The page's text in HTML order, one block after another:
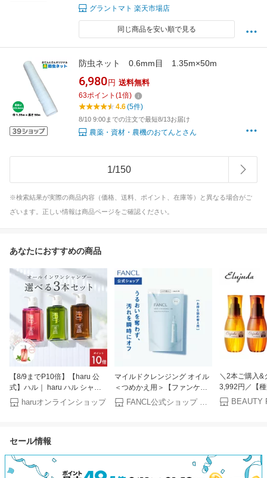
グラントマト 楽天市場店
同じ商品を安い順で見る
防虫ネット 0.6mm目 1.35m×50m
6,980 円 送料無料
63ポイント (1倍)
4.6(5件)
8/10 9:00までの注文で最短8/13お届け
農薬・資材・農機のおてんとさん
1/150
※検索結果が実際の商品内容（価格、送料、ポイント、在庫等）と異なる場合がご
ざいます。正しい情報は商品ページをご確認ください。
あなたにおすすめの商品
【8/9までP10倍】【haru 公
式】ハル｜ haru ハル シャン
プー 選べる 3本セット 100%
天然由来 ノンシリコン
ヘアケア ボリューム オールイ
haruオンラインショップ
マイルドクレンジング オイル
＜つめかえ用＞【ファンケル
公式】 [FANCL クレンジング
マイクレ 無添加 毛穴 マイル
FANCL公式ショップ 楽天市場店
＼2本ご購入&
3,992円／【
ルボン エルジ
ョン+/エマル
アウトバスト
料無料
セール情報